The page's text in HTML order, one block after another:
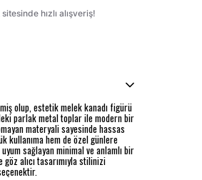
olup, estetik melek kanadı figürü
parlak metal toplar ile modern bir
materyali sayesinde hassas
kullanıma hem de özel günlere
sağlayan minimal ve anlamlı bir
göz alıcı tasarımıyla stilinizi